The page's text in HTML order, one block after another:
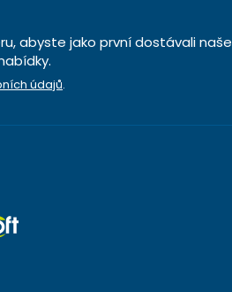
abyste jako první dostávali naše
údajů.